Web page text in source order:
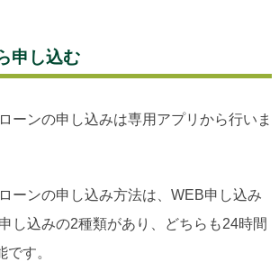
申し込む
ーンの申し込みは専用アプリから行いま
ーンの申し込み方法は、WEB申し込み
し込みの2種類があり、どちらも24時間
す。